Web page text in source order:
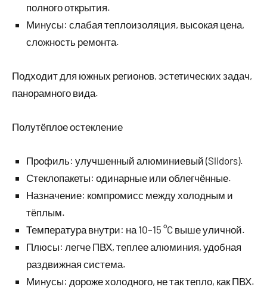
полного открытия.
Минусы: слабая теплоизоляция, высокая цена,
сложность ремонта.
Подходит для южных регионов, эстетических задач,
панорамного вида.
Полутёплое остекление
Профиль: улучшенный алюминиевый (Slidors).
Стеклопакеты: одинарные или облегчённые.
Назначение: компромисс между холодным и
тёплым.
Температура внутри: на 10–15 °C выше уличной.
Плюсы: легче ПВХ, теплее алюминия, удобная
раздвижная система.
Минусы: дороже холодного, не так тепло, как ПВХ.